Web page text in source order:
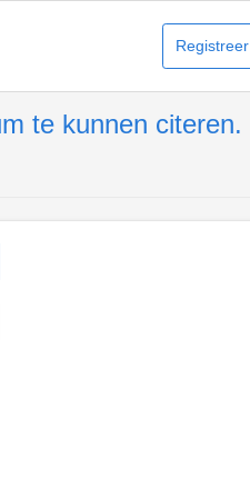
Registreer
te kunnen citeren.